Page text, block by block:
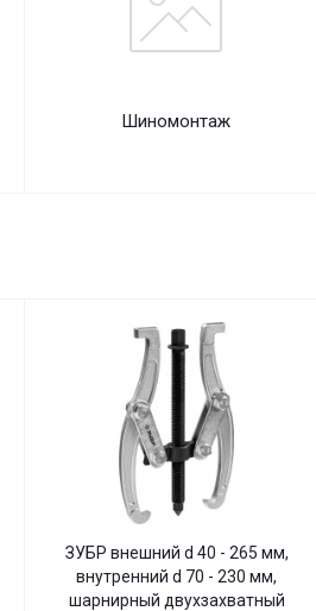
Шиномонтаж
ЗУБР внешний d 40 - 265 мм,
внутренний d 70 - 230 мм,
шарнирный двухзахватный